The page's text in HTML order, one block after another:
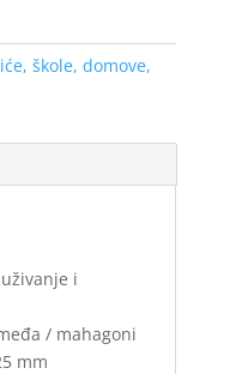
škole, domove,
i
/ mahagoni
mm